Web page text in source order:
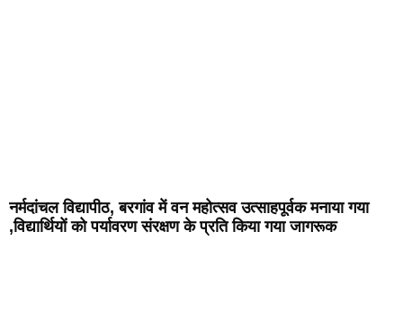
नर्मदांचल विद्यापीठ, बरगांव में वन महोत्सव उत्साहपूर्वक मनाया गया
,विद्यार्थियों को पर्यावरण संरक्षण के प्रति किया गया जागरूक